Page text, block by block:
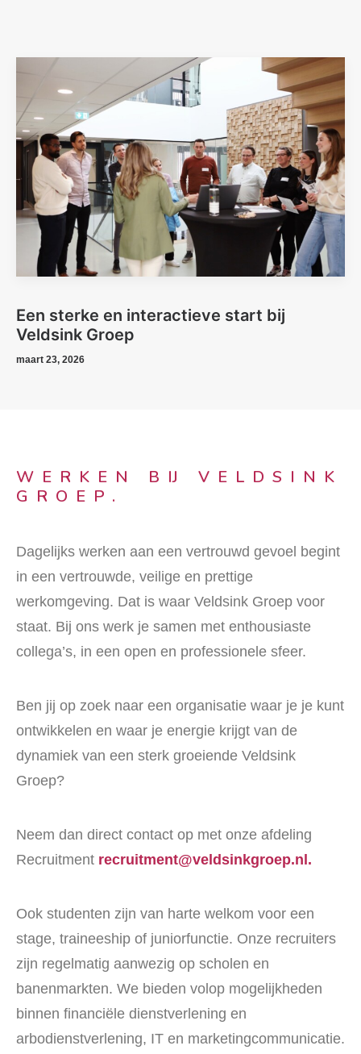
Professionals binnen Veldsink
maart 13, 2026
WERKEN BIJ VELDSINK
GROEP.
Dagelijks werken aan een vertrouwd gevoel begint
in een vertrouwde, veilige en prettige
werkomgeving. Dat is waar Veldsink Groep voor
staat. Bij ons werk je samen met enthousiaste
collega’s, in een open en professionele sfeer.
Ben jij op zoek naar een organisatie waar je je kunt
ontwikkelen en waar je energie krijgt van de
dynamiek van een sterk groeiende Veldsink
Groep?
Neem dan direct contact op met onze afdeling
Recruitment recruitment@veldsinkgroep.nl.
Ook studenten zijn van harte welkom voor een
stage, traineeship of juniorfunctie. Onze recruiters
zijn regelmatig aanwezig op scholen en
banenmarkten. We bieden volop mogelijkheden
binnen financiële dienstverlening en
arbodienstverlening, IT en marketingcommunicatie.